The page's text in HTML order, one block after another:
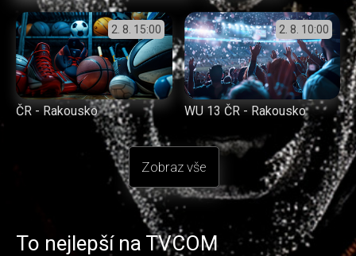
2. 8. 15:00
ČR - Rakousko
2. 8. 10:00
WU 13 ČR - Rakousko
Zobraz vše
To nejlepší na TVCOM